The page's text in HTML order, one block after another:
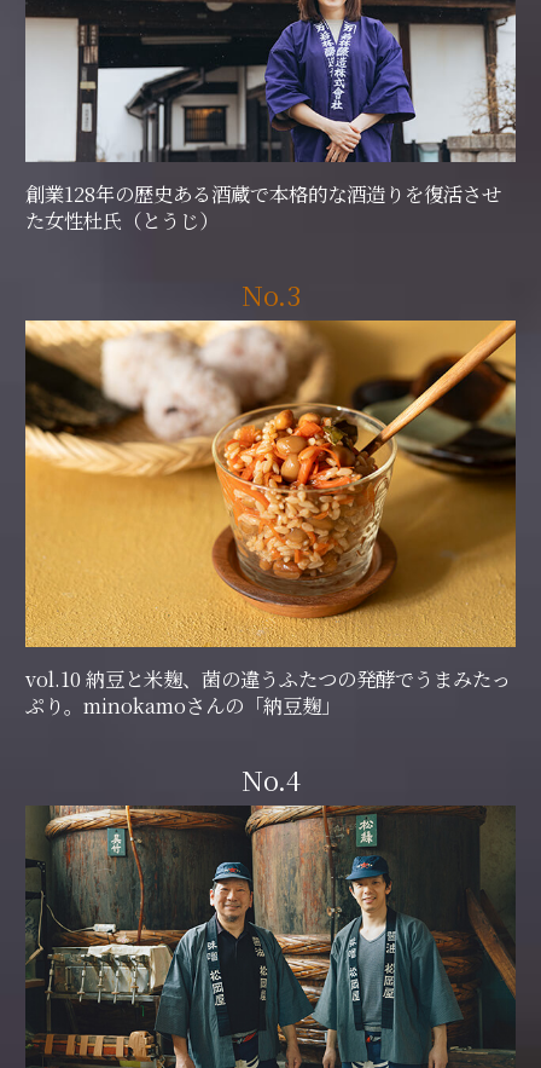
創業128年の歴史ある酒蔵で本格的な酒造りを復活させ
た女性杜氏（とうじ）
No.3
vol.10 納豆と米麹、菌の違うふたつの発酵でうまみたっ
ぷり。minokamoさんの「納豆麹」
No.4